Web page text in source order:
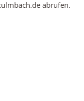
abrufen.